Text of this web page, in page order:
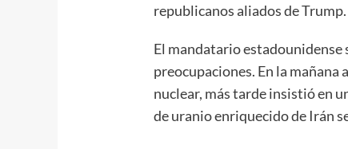
republicanos aliados de Trump.
El mandatario estadounidense
preocupaciones. En la mañana
nuclear, más tarde insistió en
de uranio enriquecido de Irán